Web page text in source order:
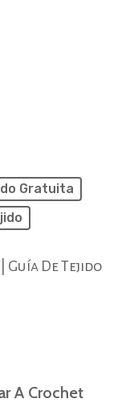
Gratuita
De Tejido
A Crochet